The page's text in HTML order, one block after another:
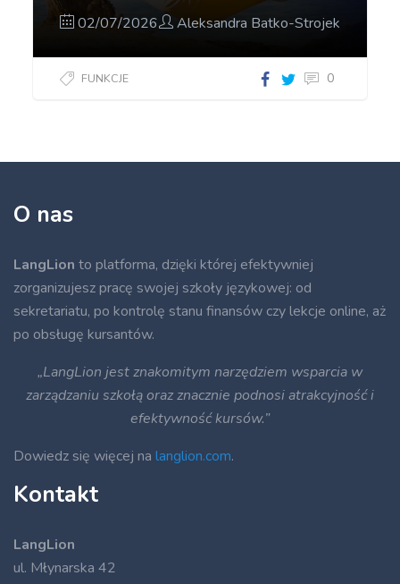
02/07/2026 Aleksandra Batko-Strojek
FUNKCJE 0
O nas
LangLion to platforma, dzięki której efektywniej
zorganizujesz pracę swojej szkoły językowej: od
sekretariatu, po kontrolę stanu finansów czy lekcje online, aż
po obsługę kursantów.
„LangLion jest znakomitym narzędziem wsparcia w
zarządzaniu szkołą oraz znacznie podnosi atrakcyjność i
efektywność kursów.”
Dowiedz się więcej na langlion.com.
Kontakt
LangLion
ul. Młynarska 42